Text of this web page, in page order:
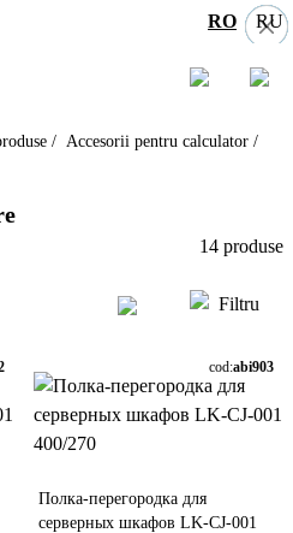
RO RU
/ Accesorii pentru calculator /
14 produse
Filtru
cod:abi903
Полка-перегородка для
серверных шкафов LK-CJ-001